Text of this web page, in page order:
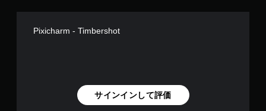
Pixicharm - Timbershot
サインインして評価